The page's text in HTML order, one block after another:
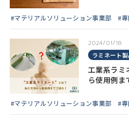
#マテリアルソリューション事業部 #
2024/01/18
ラミネート
工業系ラミ
ら使用例ま
#マテリアルソリューション事業部 #